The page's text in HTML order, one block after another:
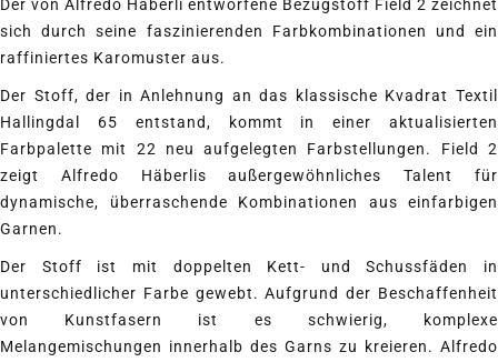
Der von Alfredo Häberli entworfene Bezugstoff Field 2 zeichnet
sich durch seine faszinierenden Farbkombinationen und ein
raffiniertes Karomuster aus.
Der Stoff, der in Anlehnung an das klassische Kvadrat Textil
Hallingdal 65 entstand, kommt in einer aktualisierten
Farbpalette mit 22 neu aufgelegten Farbstellungen. Field 2
zeigt Alfredo Häberlis außergewöhnliches Talent für
dynamische, überraschende Kombinationen aus einfarbigen
Garnen.
Der Stoff ist mit doppelten Kett- und Schussfäden in
unterschiedlicher Farbe gewebt. Aufgrund der Beschaffenheit
von Kunstfasern ist es schwierig, komplexe
Melangemischungen innerhalb des Garns zu kreieren. Alfredo